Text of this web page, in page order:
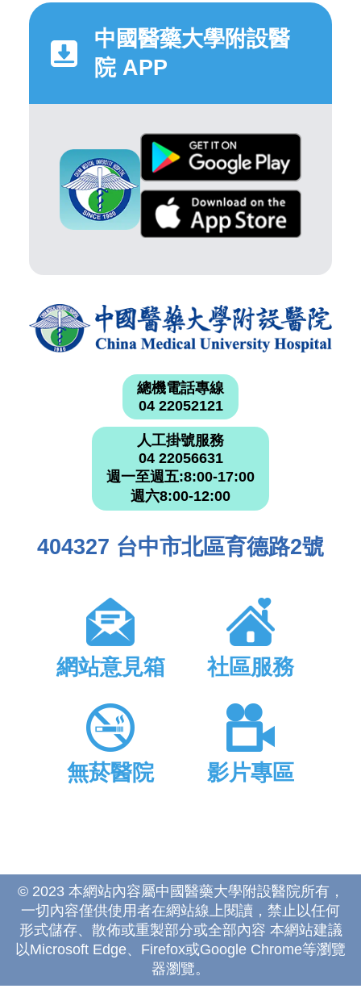
中國醫藥大學附設醫
院 APP
總機電話專線
04 22052121
人工掛號服務
04 22056631
週一至週五:8:00-17:00
週六8:00-12:00
404327 台中市北區育德路2號
網站意見箱 社區服務
無菸醫院 影片專區
© 2023 本網站內容屬中國醫藥大學附設醫院所有，
一切內容僅供使用者在網站線上閱讀，禁止以任何
形式儲存、散佈或重製部分或全部內容 本網站建議
以Microsoft Edge、Firefox或Google Chrome等瀏覽
器瀏覽。